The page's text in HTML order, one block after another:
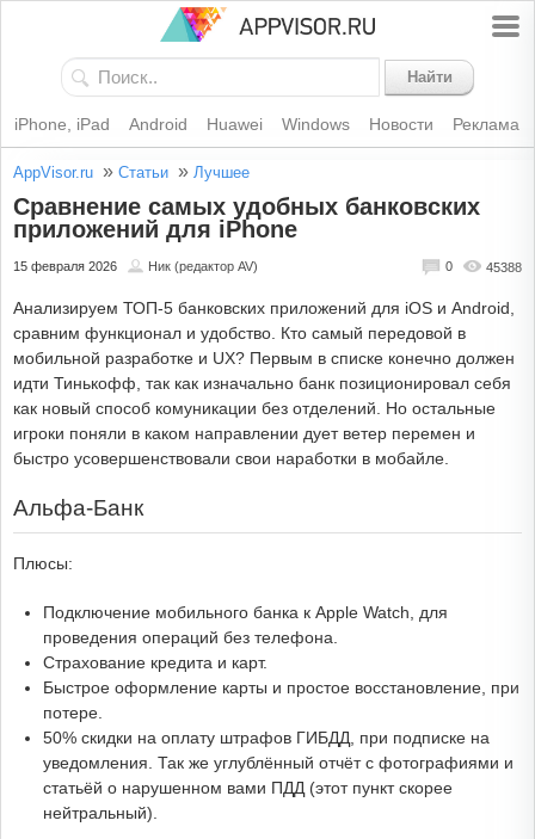
Найти
iPhone, iPad Android Huawei Windows Новости Реклама
AppVisor.ru » Статьи » Лучшее
Сравнение самых удобных банковских
приложений для iPhone
15 февраля 2026 Ник (редактор AV) 45388
0
Анализируем ТОП-5 банковских приложений для iOS и Android,
сравним функционал и удобство. Кто самый передовой в
мобильной разработке и UX? Первым в списке конечно должен
идти Тинькофф, так как изначально банк позиционировал себя
как новый способ комуникации без отделений. Но остальные
игроки поняли в каком направлении дует ветер перемен и
быстро усовершенствовали свои наработки в мобайле.
Альфа-Банк
Плюсы:
Подключение мобильного банка к Apple Watch, для
проведения операций без телефона.
Страхование кредита и карт.
Быстрое оформление карты и простое восстановление, при
потере.
50% скидки на оплату штрафов ГИБДД, при подписке на
уведомления. Так же углублённый отчёт с фотографиями и
статьёй о нарушенном вами ПДД (этот пункт скорее
нейтральный).